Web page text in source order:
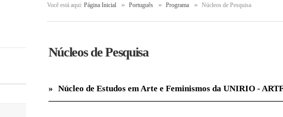
Você está aqui:Página Inicial Português Programa Núcleos de
Núcleos de Pesquisa
Núcleo de Estudos em Arte e Feminismos da UNIRIO